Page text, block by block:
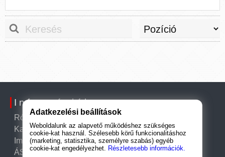
Információk
Rólunk
Kapcsolat
Impresszum
ÁSZF
Adatkezelési beállítások
Weboldalunk az alapvető működéshez szükséges
cookie-kat használ. Szélesebb körű funkcionalitáshoz
(marketing, statisztika, személyre szabás) egyéb
cookie-kat engedélyezhet. Részletesebb információk.